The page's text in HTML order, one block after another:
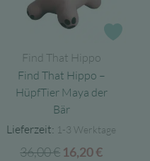
Find That Hippo
Find That Hippo –
HüpfTier Maya der
Bär
Lieferzeit: 1-3 Werktage
36,00€ Ursprünglicher
16,20€